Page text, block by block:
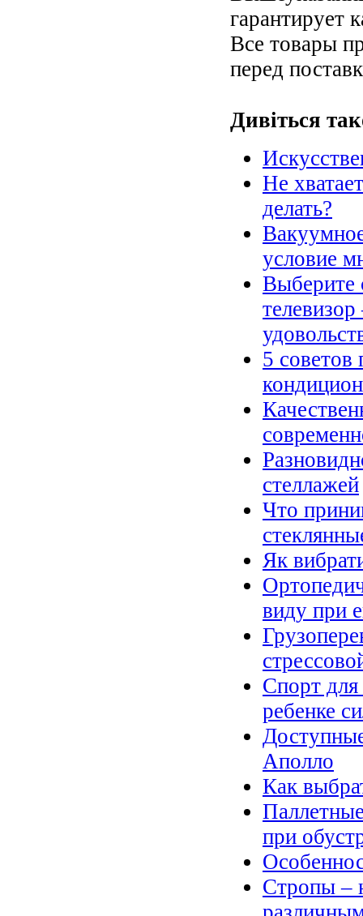
гарантирует
Все товары
перед
Дивіться
Не
делать?
условие
Выберите
5
стеллажей
Что
Як
виду при
Спорт
ребенке
Аполло
Как
при
Стропы –